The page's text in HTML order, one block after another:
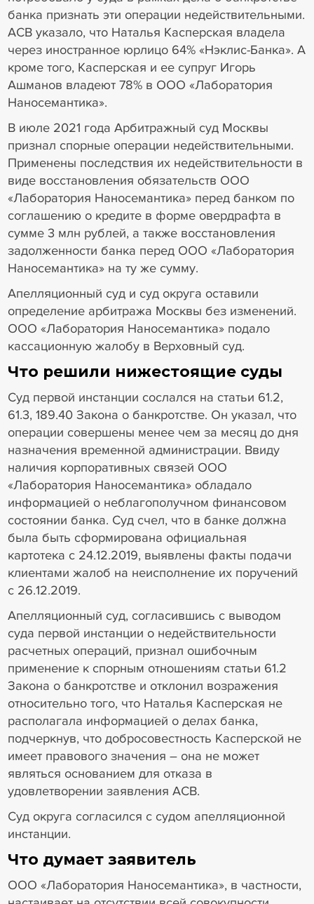
банка признать эти операции недействительными.
АСВ указало, что Наталья Касперская владела
через иностранное юрлицо 64% «Нэклис-Банка». А
кроме того, Касперская и ее супруг Игорь
Ашманов владеют 78% в ООО «Лаборатория
Наносемантика».
В июле 2021 года Арбитражный суд Москвы
признал спорные операции недействительными.
Применены последствия их недействительности в
виде восстановления обязательств ООО
«Лаборатория Наносемантика» перед банком по
соглашению о кредите в форме овердрафта в
сумме 3 млн рублей, а также восстановления
задолженности банка перед ООО «Лаборатория
Наносемантика» на ту же сумму.
Апелляционный суд и суд округа оставили
определение арбитража Москвы без изменений.
ООО «Лаборатория Наносемантика» подало
кассационную жалобу в Верховный суд.
Что решили нижестоящие суды
Суд первой инстанции сослался на статьи 61.2,
61.3, 189.40 Закона о банкротстве. Он указал, что
операции совершены менее чем за месяц до дня
назначения временной администрации. Ввиду
наличия корпоративных связей ООО
«Лаборатория Наносемантика» обладало
информацией о неблагополучном финансовом
состоянии банка. Суд счел, что в банке должна
была быть сформирована официальная
картотека с 24.12.2019, выявлены факты подачи
клиентами жалоб на неисполнение их поручений
с 26.12.2019.
Апелляционный суд, согласившись с выводом
суда первой инстанции о недействительности
расчетных операций, признал ошибочным
применение к спорным отношениям статьи 61.2
Закона о банкротстве и отклонил возражения
относительно того, что Наталья Касперская не
располагала информацией о делах банка,
подчеркнув, что добросовестность Касперской не
имеет правового значения – она не может
являться основанием для отказа в
удовлетворении заявления АСВ.
Суд округа согласился с судом апелляционной
инстанции.
Что думает заявитель
ООО «Лаборатория Наносемантика», в частности,